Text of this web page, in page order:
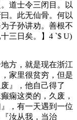
道士令三闭目。以
。此无仙骨。何以
子孙讲劝。善根不
三日矣。】 4 `$ U)
方，就是现在浙江
家里很贫穷，但是
』，他自己得了
痫这类的，久废，
，有一天遇到一位
汝从我，当治